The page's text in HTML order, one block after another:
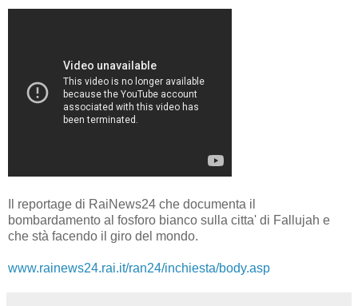
Il reportage di RaiNews24 che documenta il
bombardamento al fosforo bianco sulla citta' di Fallujah e
che stà facendo il giro del mondo.
www.rainews24.rai.it/ran24/inchiesta/body.asp